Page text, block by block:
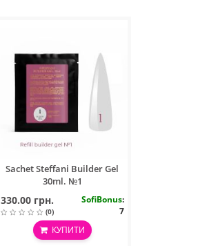
Sachet Steffani Builder Gel
30ml. №1
330.00 грн.
(0)
SofiBonus:
7
КУПИТИ